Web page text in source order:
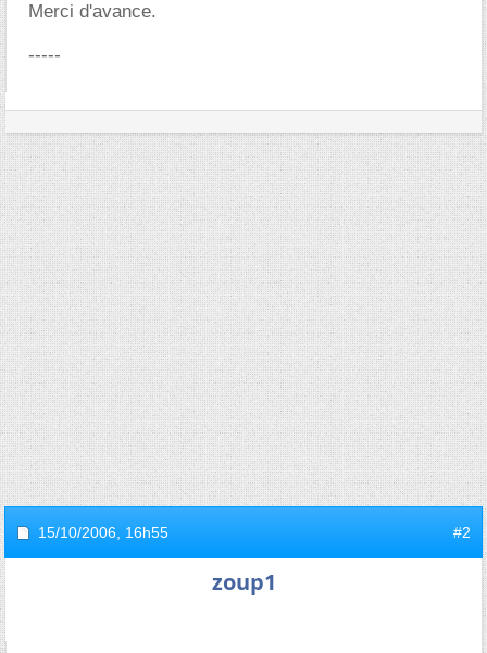
Merci d'avance.
-----
15/10/2006, 16h55 #2
zoup1